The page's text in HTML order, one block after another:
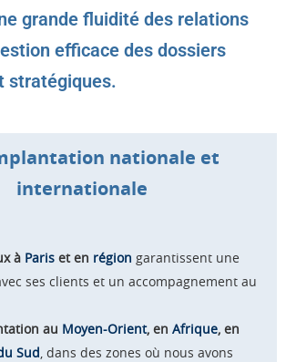
grande fluidité des relations
efficace des dossiers
stratégiques.
nationale et
internationale
à Paris et en région garantissent une
ses clients et un accompagnement au
au Moyen-Orient, en Afrique, en
Sud, dans des zones où nous avons